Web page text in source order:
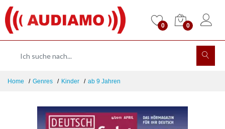
0 0
Home Genres Kinder ab 9 Jahren